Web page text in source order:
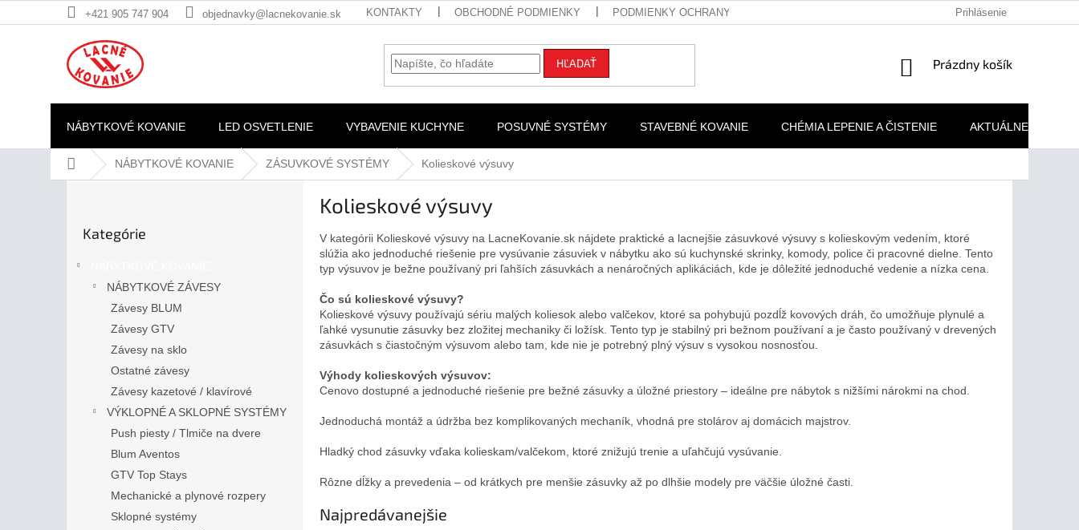
na
+421 905 747 904 objednavky@lacnekovanie.sk KONTAKTY OBCHODNÉ PODMIENKY PODMIENKY OCHRANY OSOBNÝCH ÚDAJOV REKLAMAČNÉ PODMIENKY
Prihlásenie
HĽADAŤ
NÁKUPNÝ
Prázdny košík
NÁBYTKOVÉ KOVANIE LED OSVETLENIE VYBAVENIE KUCHYNE POSUVNÉ SYSTÉMY STAVEBNÉ KOVANIE CHÉMIA LEPENIE A ČISTENIE AKTUÁLNE AKCIE
DomovNÁBYTKOVÉ KOVANIE ZÁSUVKOVÉ SYSTÉMY Kolieskové výsuvy
kategórie
Kategórie
NÁBYTKOVÉ ZÁVESY
Závesy BLUM
Závesy GTV
Závesy na sklo
Ostatné závesy
Závesy kazetové / klavírové
VÝKLOPNÉ A SKLOPNÉ SYSTÉMY
Push piesty / Tlmiče na dvere
Blum Aventos
GTV Top Stays
Mechanické a plynové rozpery
Sklopné systémy
Kolieskové výsuvy
V kategórii Kolieskové výsuvy na LacneKovanie.sk nájdete praktické a lacnejšie zásuvkové výsuvy s kolieskovým vedením, ktoré
slúžia ako jednoduché riešenie pre vysúvanie zásuviek v nábytku ako sú kuchynské skrinky, komody, police či pracovné dielne. Tento
typ výsuvov je bežne používaný pri ľahších zásuvkách a nenáročných aplikáciách, kde je dôležité jednoduché vedenie a nízka cena.
Čo sú kolieskové výsuvy?
Kolieskové výsuvy používajú sériu malých koliesok alebo valčekov, ktoré sa pohybujú pozdĺž kovových dráh, čo umožňuje plynulé a
ľahké vysunutie zásuvky bez zložitej mechaniky či ložísk. Tento typ je stabilný pri bežnom používaní a je často používaný v drevených
zásuvkách s čiastočným výsuvom alebo tam, kde nie je potrebný plný výsuv s vysokou nosnosťou.
Výhody kolieskových výsuvov:
Cenovo dostupné a jednoduché riešenie pre bežné zásuvky a úložné priestory – ideálne pre nábytok s nižšími nárokmi na chod.
Jednoduchá montáž a údržba bez komplikovaných mechaník, vhodná pre stolárov aj domácich majstrov.
Hladký chod zásuvky vďaka kolieskam/valčekom, ktoré znižujú trenie a uľahčujú vysúvanie.
Rôzne dĺžky a prevedenia – od krátkych pre menšie zásuvky až po dlhšie modely pre väčšie úložné časti.
Najpredávanejšie